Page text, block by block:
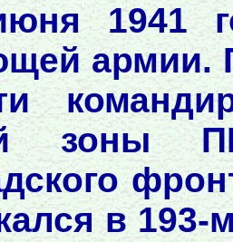
1941
армии.
в